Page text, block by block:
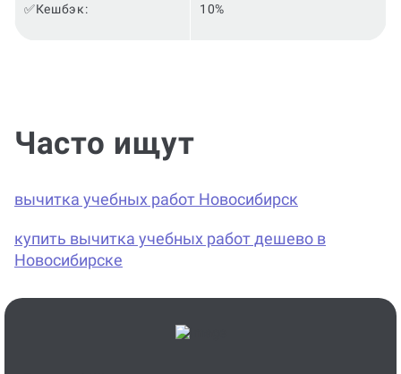
✅Кешбэк: 10%
Часто ищут
вычитка учебных работ Новосибирск
купить вычитка учебных работ дешево в
Новосибирске